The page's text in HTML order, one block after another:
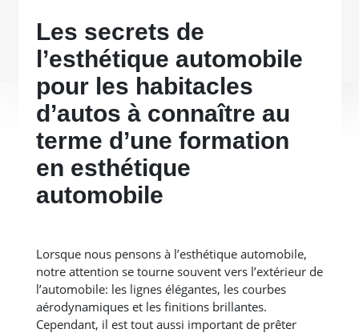
Les secrets de
l’esthétique automobile
pour les habitacles
d’autos à connaître au
terme d’une formation
en esthétique
automobile
Lorsque nous pensons à l’esthétique automobile,
notre attention se tourne souvent vers l’extérieur de
l’automobile: les lignes élégantes, les courbes
aérodynamiques et les finitions brillantes.
Cependant, il est tout aussi important de prêter